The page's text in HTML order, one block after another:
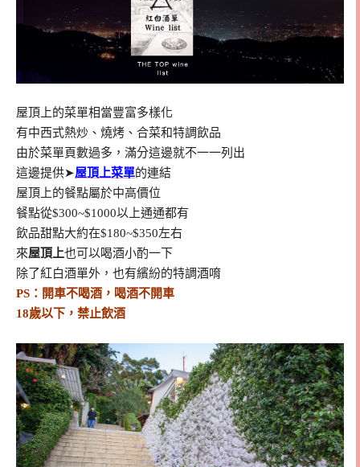
屋頂上的菜單相當豐富多樣化
有中西式熱炒、燒烤、合菜和特調飲品
由於菜單頁數過多，滿分這邊就不一一列出
這邊提供➤屋頂上菜單的連結
屋頂上的餐點屬於中高價位
餐點從$300~$1000以上通通都有
飲品甜點大約在$180~$350左右
來屋頂上也可以喝酒小酌一下
除了紅白酒單外，也有繽紛的特調酒唷
PS：開車不喝酒，喝酒不開車
18歲以下，禁止飲酒